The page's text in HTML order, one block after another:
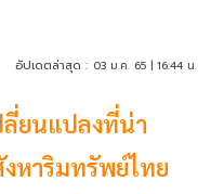
อัปเดตล่าสุด : 03 ม.ค. 65 | 16:44 น.
ลี่ยนแปลงที่น่า
หาริมทรัพย์ไทย